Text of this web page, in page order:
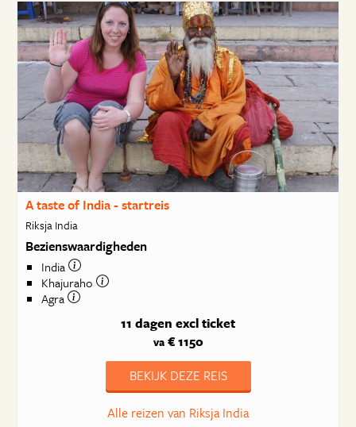
A taste of India - startreis
Riksja India
Bezienswaardigheden
India
Khajuraho
Agra
11 dagen excl ticket
va€ 1150
BEKIJK DEZE REIS
Alle reizen van Riksja India